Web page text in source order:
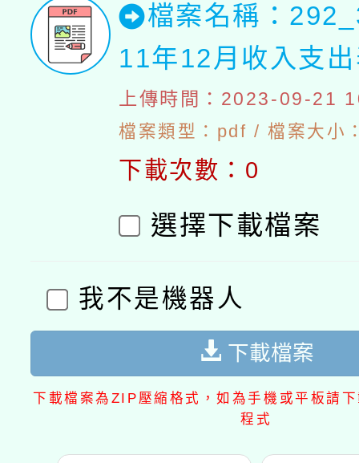
檔案名稱：
11年12月收入支
上傳時間：2023-09-21
檔案類型：pdf / 檔案大小
下載次數：0
選擇下載檔案
我不是機器人
下載檔案
下載檔案為ZIP壓縮格式，如為手機或平板請
程式